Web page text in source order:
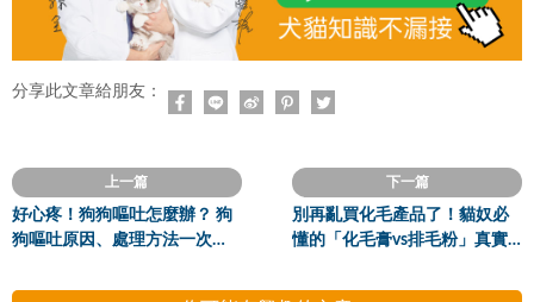
分享此文章給朋友：
上一篇
好心疼！狗狗嘔吐怎麼辦？ 狗
狗嘔吐原因、處理方法一次
下一篇
別再亂買化毛產品了！貓奴必
懂的「化毛膏vs排毛粉」真實